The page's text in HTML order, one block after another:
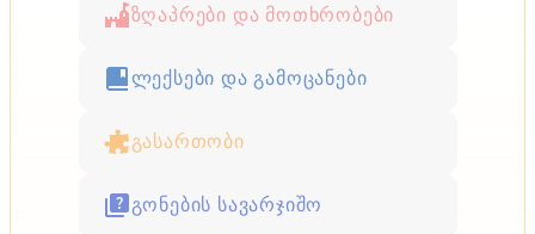
ზღაპრები და მოთხრობები
ლექსები და გამოცანები
გასართობი
გონების სავარჯიშო